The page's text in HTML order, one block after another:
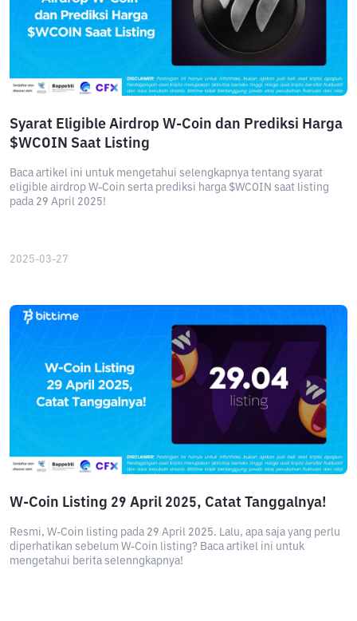
Syarat Eligible Airdrop W-Coin dan Prediksi Harga
$WCOIN Saat Listing
Baca artikel ini untuk mengetahui selengkapnya tentang syarat
eligible airdrop W-Coin serta prediksi harga $WCOIN saat listing
pada 29 April 2025!
2025-03-27
W-Coin Listing 29 April 2025, Catat Tanggalnya!
Resmi, W-Coin listing pada 29 April 2025. Lalu, apa saja yang perlu
diperhatikan sebelum W-Coin listing? Baca artikel ini untuk
mengetahui berita selenngkapnya!